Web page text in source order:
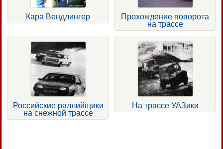
Кара Вендлингер
Прохождение поворота
на трассе
Российские раллийщики
на снежной трассе
На трассе УАЗики